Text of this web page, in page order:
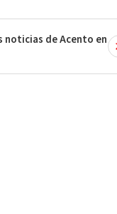
noticias de Acento en